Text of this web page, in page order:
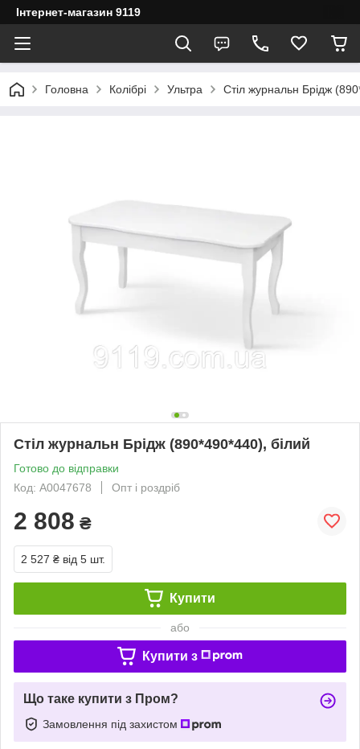
Інтернет-магазин 9119
Головна Колібрі Ультра Стіл журнальн Брідж
Стіл журнальн Брідж (890*490*440), білий
Готово до відправки
Код: А0047678
Опт і роздріб
2 808 ₴
2 527 ₴ від 5 шт.
Купити
або
Купити з
Що таке купити з Пром?
Замовлення під захистом